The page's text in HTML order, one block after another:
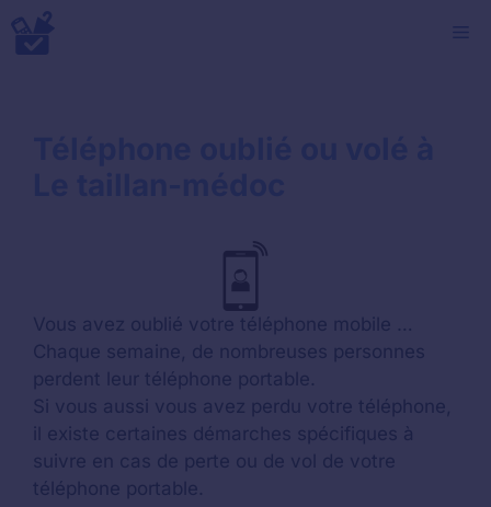
Aller
au
Vous avez oublié votre téléphone mobile …
Chaque semaine, de nombreuses personnes
perdent leur téléphone portable.
Si vous aussi vous avez perdu votre téléphone,
il existe certaines démarches spécifiques à
suivre en cas de perte ou de vol de votre
téléphone portable.